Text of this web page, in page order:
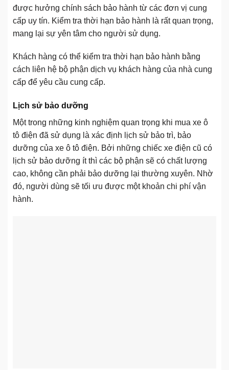
được hưởng chính sách bảo hành từ các đơn vị cung
cấp uy tín. Kiểm tra thời hạn bảo hành là rất quan trọng,
mang lại sự yên tâm cho người sử dụng.
Khách hàng có thể kiểm tra thời hạn bảo hành bằng
cách liên hệ bộ phận dịch vụ khách hàng của nhà cung
cấp để yêu cầu cung cấp.
Lịch sử bảo dưỡng
Một trong những kinh nghiệm quan trọng khi mua xe ô
tô điện đã sử dụng là xác định lịch sử bảo trì, bảo
dưỡng của xe ô tô điện. Bởi những chiếc xe điện cũ có
lịch sử bảo dưỡng ít thì các bộ phận sẽ có chất lượng
cao, không cần phải bảo dưỡng lại thường xuyên. Nhờ
đó, người dùng sẽ tối ưu được một khoản chi phí vận
hành.